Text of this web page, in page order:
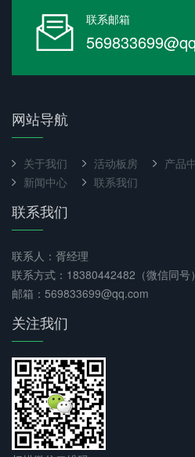
联系邮箱
网站导航
关于我们 活动板房 产品
新闻中心
联系我们
联系我们
联系人：胥经理
联系方式：18380442482（微信同号）
邮箱：569833699@qq.com
关注我们